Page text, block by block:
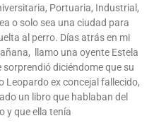
Portuaria, Industrial,
o solo sea una ciudad para
al perro. Días atrás en mi
llamo una oyente Estela
diciéndome que su
Leopardo ex concejal fallecido,
un libro que hablaban del
y que ella tenía